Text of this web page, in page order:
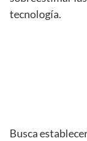
tecnología.
Busca